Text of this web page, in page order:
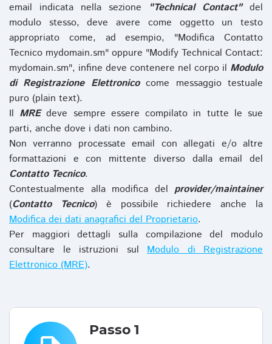
email indicata nella sezione
"Technical Contact"del
modulo stesso, deve avere come oggetto un testo
appropriato come, ad esempio, "Modifica Contatto
Tecnico mydomain.sm" oppure "Modify Technical Contact:
mydomain.sm", infine deve contenere nel corpo il Modulo
di Registrazione Elettronicocome messaggio testuale
puro (plain text).
Il MREdeve sempre essere compilato in tutte le sue
parti, anche dove i dati non cambino.
Non verranno processate email con allegati e/o altre
formattazioni e con mittente diverso dalla email del
Contatto Tecnico.
Contestualmente alla modifica del provider/maintainer
(Contatto Tecnico) è possibile richiedere anche la
Modifica dei dati anagrafici del Proprietario.
Per maggiori dettagli sulla compilazione del modulo
consultare le istruzioni sul Modulo di Registrazione
Elettronico (MRE).
Passo 1